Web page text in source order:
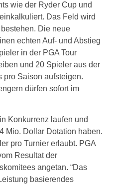
wie der Ryder Cup und
Das Feld wird
Die neue
echten Auf- und Abstieg
in der PGA Tour
und 20 Spieler aus der
pro Saison aufsteigen.
dürfen sofort im
Konkurrenz laufen und
Mio. Dollar Dotation haben.
pro Turnier erlaubt. PGA
Resultat der
angetan. “Das
basierendes